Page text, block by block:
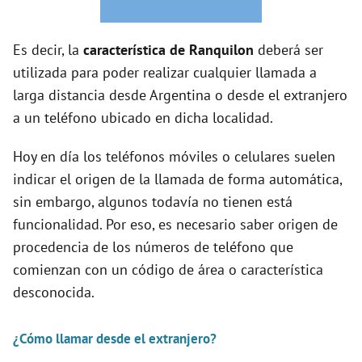
Es decir, la característica de Ranquilon deberá ser
utilizada para poder realizar cualquier llamada a
larga distancia desde Argentina o desde el extranjero
a un teléfono ubicado en dicha localidad.
Hoy en día los teléfonos móviles o celulares suelen
indicar el origen de la llamada de forma automática,
sin embargo, algunos todavía no tienen está
funcionalidad. Por eso, es necesario saber origen de
procedencia de los números de teléfono que
comienzan con un código de área o característica
desconocida.
¿Cómo llamar desde el extranjero?